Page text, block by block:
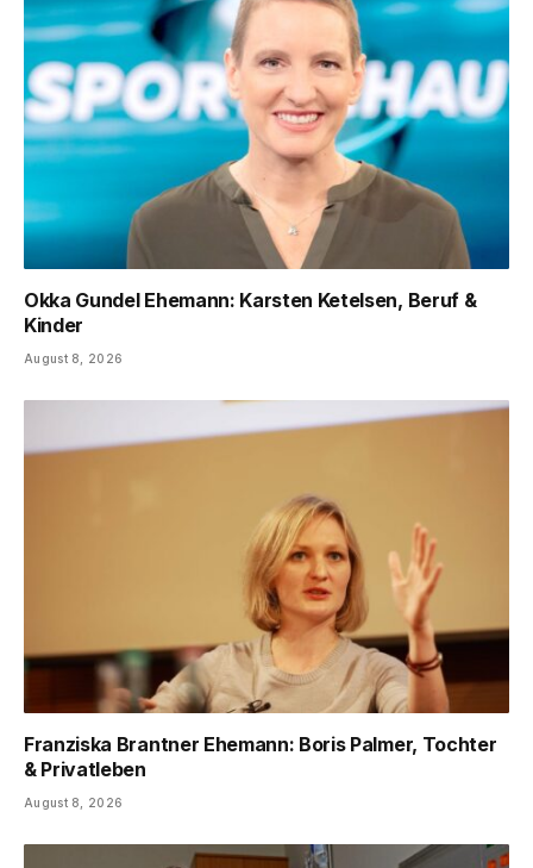
Okka Gundel Ehemann: Karsten Ketelsen, Beruf &
Kinder
August 8, 2026
Franziska Brantner Ehemann: Boris Palmer, Tochter
& Privatleben
August 8, 2026